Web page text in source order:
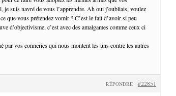
je suis navré de vous l’apprendre. Ah oui j’oubliais, voulez
que vous prétendez vomir ? C’est le fait d’avoir si peu
d’objectivisme, c’est avec des amalgames comme ceux ci
par vos conneries qui nous montent les uns contre les autres
#22851
RÉPONDRE